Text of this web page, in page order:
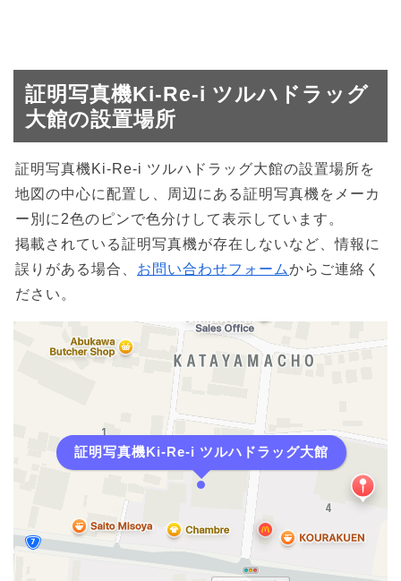
証明写真機Ki-Re-i ツルハドラッグ
大館の設置場所
証明写真機Ki-Re-i ツルハドラッグ大館の設置場所を
地図の中心に配置し、周辺にある証明写真機をメーカ
ー別に2色のピンで色分けして表示しています。
掲載されている証明写真機が存在しないなど、情報に
誤りがある場合、 お問い合わせフォームからご連絡く
ださい。
証明写真機Ki-Re-i ツルハドラッグ大館